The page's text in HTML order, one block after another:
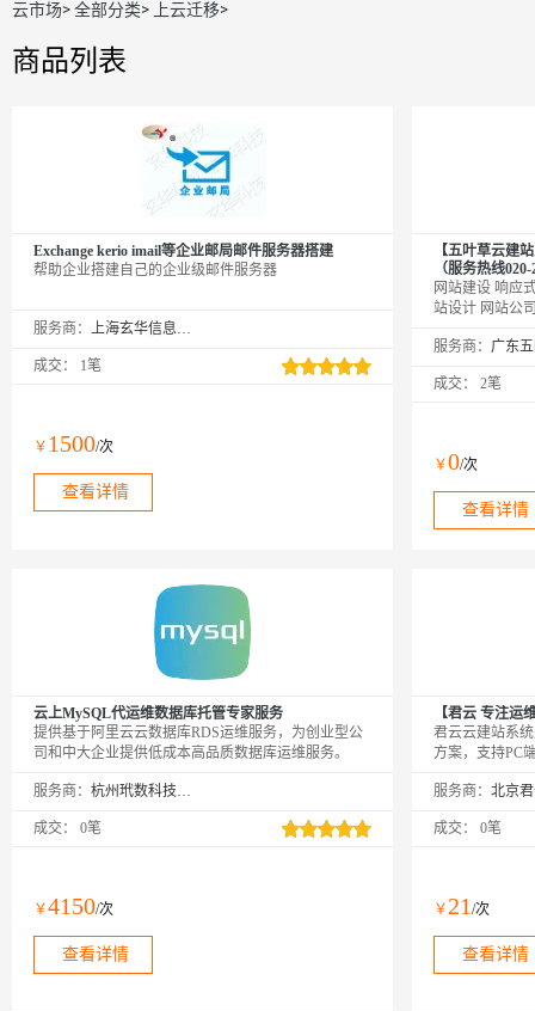
云市场>全部分类> 上云迁移>
商品列表
Exchange kerio imail等企业邮局邮件服务器搭建
帮助企业搭建自己的企业级邮件服务器
服务商： 上海玄华信息科技发展有限公司
成交： 1笔
￥ 1500/次
查看详情
【五叶草云建
（服务热线
网站建设 响应
站设计 网站公
【https://
品（如遇问题
服务商：
成交： 2笔
￥0/次
查看详情
云上MySQL代运维数据库托管专家服务
提供基于阿里云云数据库RDS运维服务，为创业型公
司和中大企业提供低成本高品质数据库运维服务。
服务商： 杭州玳数科技有限公司
成交： 0笔
￥4150/次
查看详情
【君云 专注运
君云云建站系
方案，支持PC
用可视化拖拽
速度与搜索引
护，保障系统
推广，助力实
化转型。
服务商：
成交： 0笔
￥21/次
查看详情